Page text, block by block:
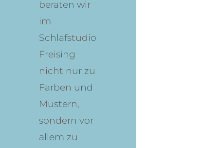
beraten wir
im
Schlafstudio
Freising
nicht nur zu
Farben und
Mustern,
sondern vor
allem zu